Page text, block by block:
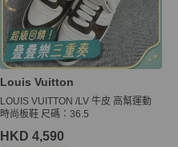
Louis Vuitton
LOUIS VUITTON /LV 牛皮 高幫運動
時尚板鞋 尺碼：36.5
HKD 4,590